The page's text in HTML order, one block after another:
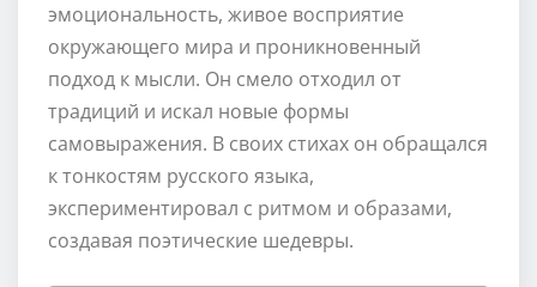
эмоциональность, живое восприятие
окружающего мира и проникновенный
подход к мысли. Он смело отходил от
традиций и искал новые формы
самовыражения. В своих стихах он обращался
к тонкостям русского языка,
экспериментировал с ритмом и образами,
создавая поэтические шедевры.